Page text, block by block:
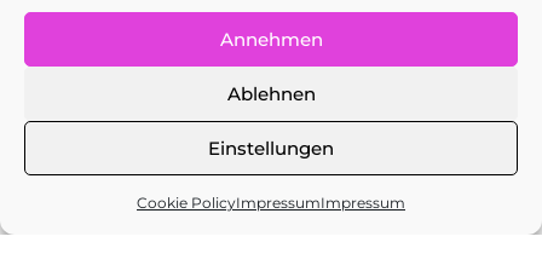
Annehmen
Ablehnen
Einstellungen
Cookie PolicyImpressumImpressum
y.
Datenschutzerklärung für die
Nutzung von Google Adsense
Diese Website benutzt Google AdSense, einen
Dienst zum Einbinden von Werbeanzeigen der
Google Inc. (“Google”). Google AdSense verwendet